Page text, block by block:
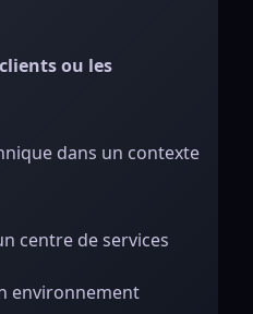
ou les
dans un contexte
centre de services
environnement